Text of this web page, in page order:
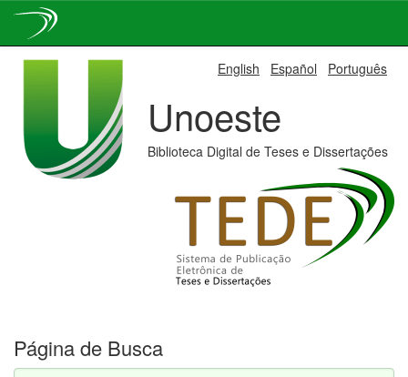
English Español Português
Unoeste
Biblioteca Digital de Teses e Dissertações
Página de Busca